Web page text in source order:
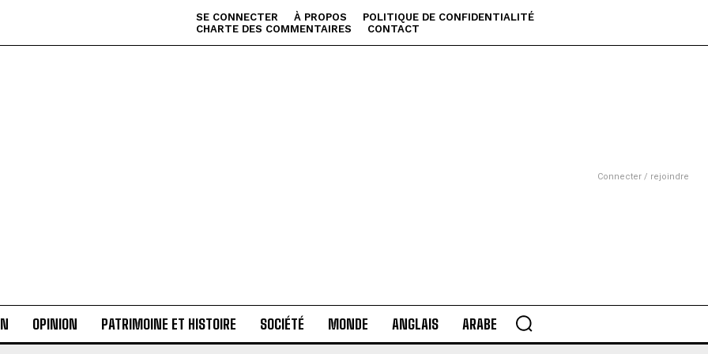
SE CONNECTER À PROPOS
POLITIQUE DE CONFIDENTIALITÉ
CHARTE DES COMMENTAIRES
CONTACT
Connecter / rejoindre
OPINION PATRIMOINE ET HISTOIRE SOCIÉTÉ MONDE ANGLAIS ARABE